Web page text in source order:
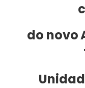
do novo